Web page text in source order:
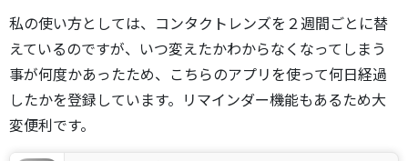
私の使い方としては、コンタクトレンズを２週間ごとに替
えているのですが、いつ変えたかわからなくなってしまう
事が何度かあったため、こちらのアプリを使って何日経過
したかを登録しています。リマインダー機能もあるため大
変便利です。